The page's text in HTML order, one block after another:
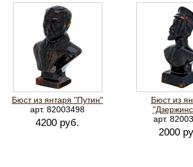
Бюст из янтаря "Путин"
арт. 82003498
4200 руб.
Бюст из
арт.
2000